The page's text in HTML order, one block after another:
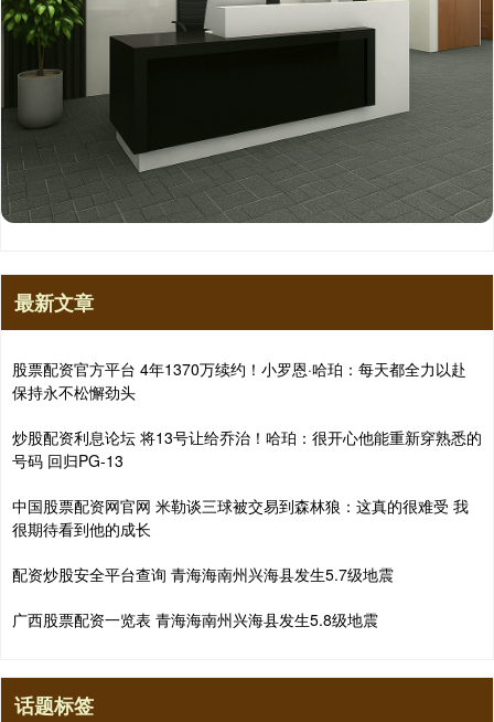
最新文章
股票配资官方平台 4年1370万续约！小罗恩·哈珀：每天都全力以赴
保持永不松懈劲头
炒股配资利息论坛 将13号让给乔治！哈珀：很开心他能重新穿熟悉的
号码 回归PG-13
中国股票配资网官网 米勒谈三球被交易到森林狼：这真的很难受 我
很期待看到他的成长
配资炒股安全平台查询 青海海南州兴海县发生5.7级地震
广西股票配资一览表 青海海南州兴海县发生5.8级地震
话题标签